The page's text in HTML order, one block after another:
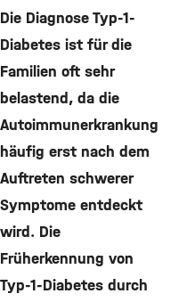
Die Diagnose Typ-1-
Diabetes ist für die
Familien oft sehr
belastend, da die
Autoimmunerkrankung
häufig erst nach dem
Auftreten schwerer
Symptome entdeckt
wird. Die
Früherkennung von
Typ-1-Diabetes durch